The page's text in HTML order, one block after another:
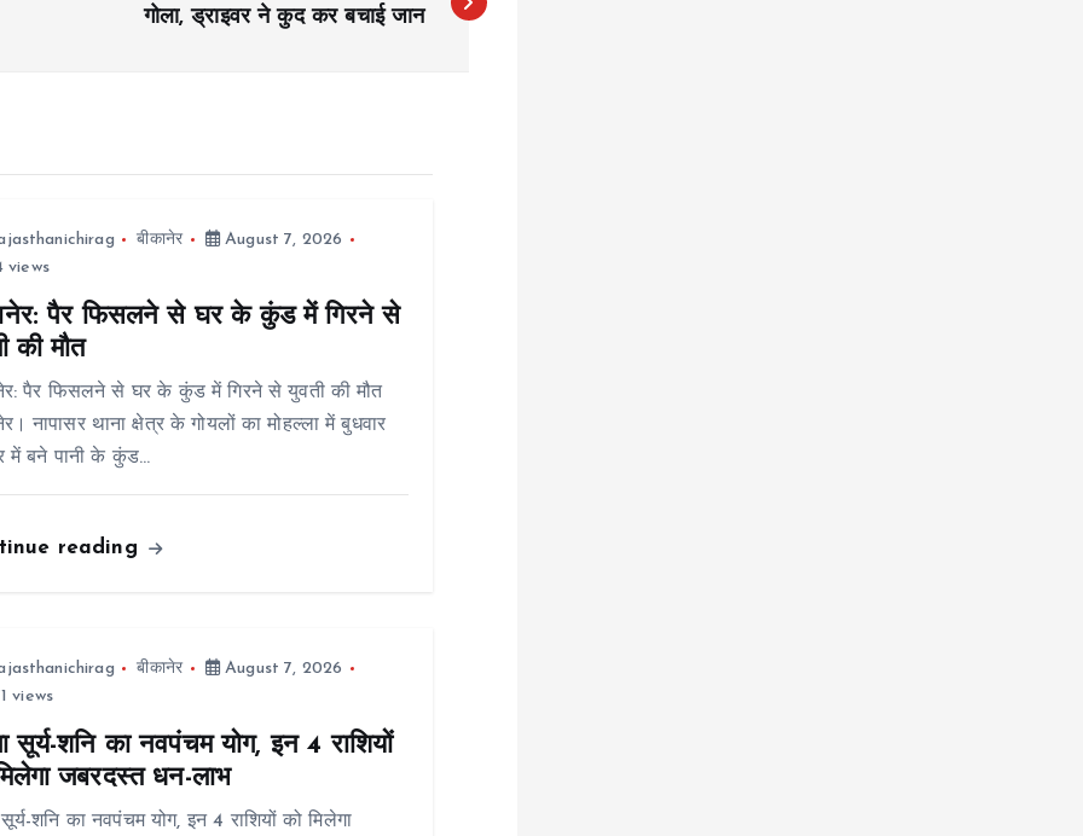
गोला, ड्राइवर ने कुद कर बचाई जान
बीकानेर
August 7, 2026
views
पैर फिसलने से घर के कुंड में गिरने से
की मौत
पैर फिसलने से घर के कुंड में गिरने से युवती की मौत
नापासर थाना क्षेत्र के गोयलों का मोहल्ला में बुधवार
में बने पानी के कुंड…
reading
बीकानेर
August 7, 2026
views
सूर्य-शनि का नवपंचम योग, इन 4 राशियों
जबरदस्त धन-लाभ
शनि का नवपंचम योग, इन 4 राशियों को मिलेगा